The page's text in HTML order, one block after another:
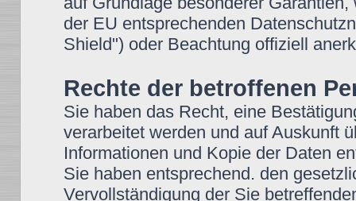
der EU entsprechenden
Shield") oder Beachtung offiziell
Rechte der betroffenen
Sie haben das Recht, eine
verarbeitet werden und auf Auskunft
Informationen und Kopie der Daten
Sie haben entsprechend. den
Vervollständigung der Sie